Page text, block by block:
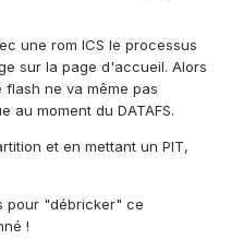
une rom ICS le processus
sur la page d'accueil. Alors
ne va même pas
au moment du DATAFS.
et en mettant un PIT,
pour "débricker" ce
!